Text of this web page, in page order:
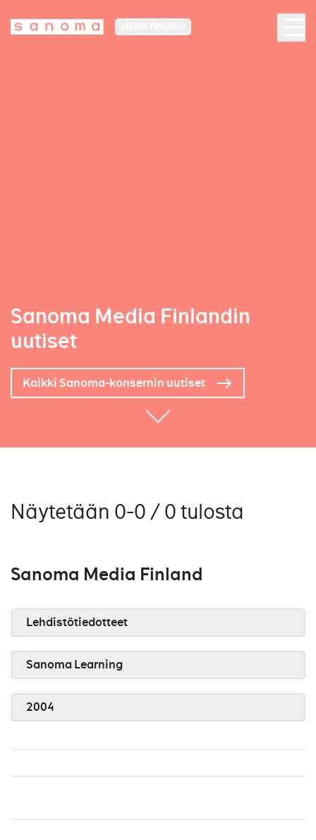
Sanoma Media Finlandin
uutiset
Kaikki Sanoma-konsernin uutiset
Näytetään 0-0 / 0 tulosta
Sanoma Media Finland
Lehdistötiedotteet
Sanoma Learning
2004